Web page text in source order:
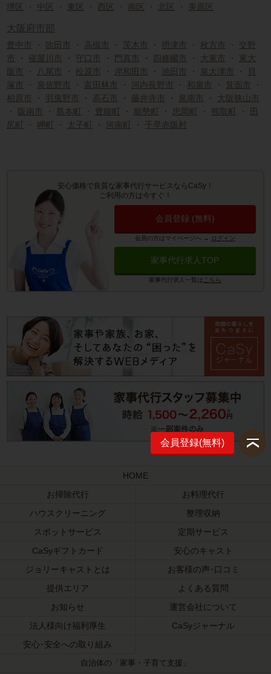
堺区 ・ 中区 ・ 東区 ・ 西区 ・ 南区 ・ 北区 ・ 美原区
大阪府市部
豊中市 ・ 吹田市 ・ 高槻市 ・ 茨木市 ・ 摂津市 ・枚方市 ・ 交野
・ 寝屋川市 ・ 守口市 ・ 門真市 ・ 四條畷市 ・ 大東市 ・ 東大
阪市
・ 八尾市 ・ 松原市 ・ 岸和田市 ・ 池田市 ・ 泉大津市 ・
貝
塚市
・ 泉佐野市 ・ 富田林市 ・ 河内長野市 ・ 和泉市 ・ 箕面市
・
柏原市
・ 羽曳野市 ・ 高石市 ・ 藤井寺市 ・ 泉南市 ・
大阪狭山市
・
阪南市 ・ 島本町 ・ 豊能町 ・ 能勢町 ・ 忠岡町 ・ 熊取町 ・
田
尻町 ・ 岬町 ・ 太子町 ・ 河南町 ・ 千早赤阪村
安心価格で良質な家事代行サービスならCaSy！
ご利用の方は今すぐ！
会員登録 (無料)
会員の方はマイページへ → ログイン
家事代行求人TOP
家事代行求人一覧は こちら
会員登録(無料)
HOME
お掃除代行
お料理代行
ハウスクリーニング
整理収納
スポットサービス
定期サービス
CaSyギフトカード
安心のキャスト
ジョリーキャストとは
お客様の声･口コミ
提供エリア
よくある質問
お知らせ
運営会社について
法人様向け福利厚生
CaSyジャーナル
安心･安全への取り組み
自治体の「家事・子育て支援」